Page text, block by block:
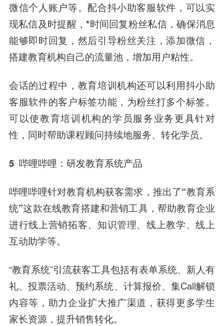
微信个人账户等。配合抖小助客服软件，可以实
现私信及时提醒，*时间回复粉丝私信，确保消息
能够即时回复 ，然后引导粉丝关注，添加微信，
搭建教育机构自己的流量池，增加用户粘性。
会话的过程中，教育培训机构还可以利用抖小助
客服软件的客户标签功能，为粉丝打多个标签。
可以使教育培训机构的学员服务业务更具针对
性，同时帮助课程顾问持续地服务、转化学员。
5 哔哩哔哩：研发教育系统产品
哔哩哔哩针对教育机构获客需求，推出了“教育系
统”这款在线教育搭建和营销工具，帮助教育企业
进行线上营销拓客、知识管理、线上教学、线上
互动助学等。
“教育系统”引流获客工具包括有表单系统、新人有
礼、投票活动、预约系统、计算报价、集Call解锁
内容等，助力企业扩大推广渠道，获得更多学生
家长资源，提升销售转化。